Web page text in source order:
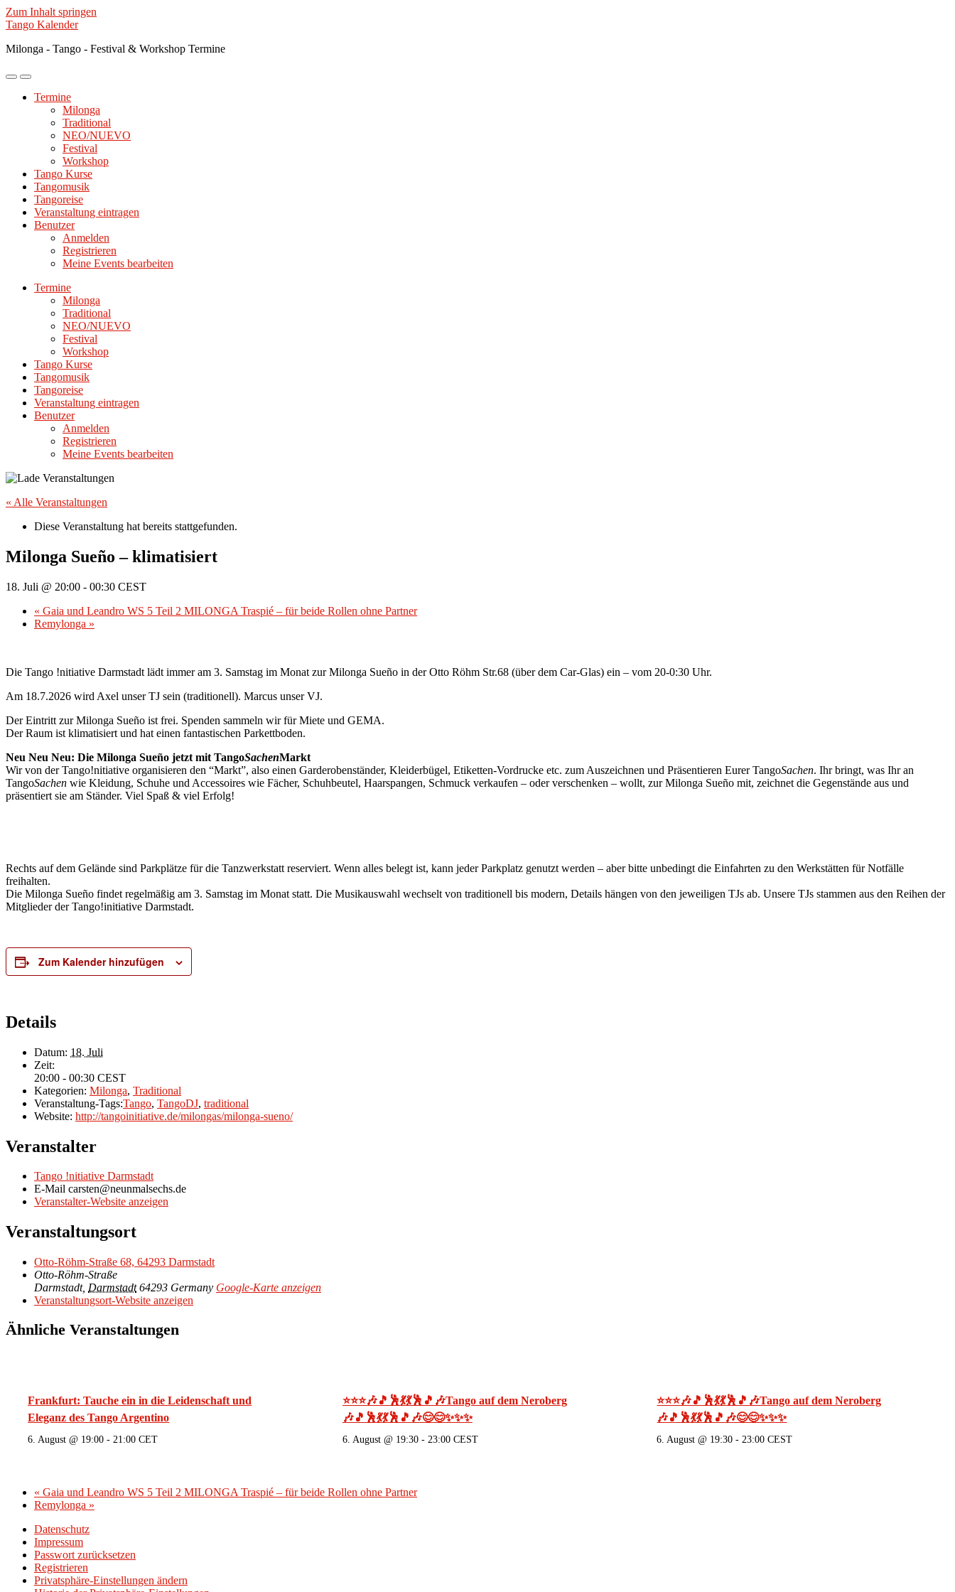
Zum Inhalt springen
Tango Kalender
Milonga - Tango - Festival & Workshop Termine
Mobile-
ein-/ausblenden
Suchfeld
ein-/ausblenden
Termine
Milonga
Traditional
NEO/NUEVO
Festival
Workshop
Tango Kurse
Tangomusik
Tangoreise
Veranstaltung eintragen
Benutzer
Anmelden
Registrieren
Meine Events bearbeiten
Termine
Milonga
Traditional
NEO/NUEVO
Festival
Workshop
Tango Kurse
Tangomusik
Tangoreise
Veranstaltung eintragen
Benutzer
Anmelden
Registrieren
Meine Events bearbeiten
« Alle Veranstaltungen
Diese Veranstaltung hat bereits stattgefunden.
Milonga Sueño – klimatisiert
18. Juli @ 20:00 - 00:30 CEST
« Gaia und Leandro WS 5 Teil 2 MILONGA Traspié – für beide Rollen ohne Partner
Remylonga »
Die Tango !nitiative Darmstadt lädt immer am 3. Samstag im Monat zur Milonga Sueño in der Otto Röhm Str.68 (über dem Car-Glas) ein – vom 20-0:30 Uhr.
Am 18.7.2026 wird Axel unser TJ sein (traditionell). Marcus unser VJ.
Der Eintritt zur Milonga Sueño ist frei. Spenden sammeln wir für Miete und GEMA.
Der Raum ist klimatisiert und hat einen fantastischen Parkettboden.
Neu Neu Neu: Die Milonga Sueño jetzt mit TangoSachenMarkt
Wir von der Tango!nitiative organisieren den “Markt”, also einen Garderobenständer, Kleiderbügel, Etiketten-Vordrucke etc. zum Auszeichnen und Präsentieren Eurer TangoSachen. Ihr bringt, was Ihr an
TangoSachen wie Kleidung, Schuhe und Accessoires wie Fächer, Schuhbeutel, Haarspangen, Schmuck verkaufen – oder verschenken – wollt, zur Milonga Sueño mit, zeichnet die Gegenstände aus und
präsentiert sie am Ständer. Viel Spaß & viel Erfolg!
Rechts auf dem Gelände sind Parkplätze für die Tanzwerkstatt reserviert. Wenn alles belegt ist, kann jeder Parkplatz genutzt werden – aber bitte unbedingt die Einfahrten zu den Werkstätten für Notfälle
freihalten.
Die Milonga Sueño findet regelmäßig am 3. Samstag im Monat statt. Die Musikauswahl wechselt von traditionell bis modern, Details hängen von den jeweiligen TJs ab. Unsere TJs stammen aus den Reihen der
Mitglieder der Tango!initiative Darmstadt.
Zum Kalender hinzufügen
Details
Datum: 18. Juli
Zeit:
20:00 - 00:30 CEST
Kategorien: Milonga, Traditional
Veranstaltung-Tags:Tango, TangoDJ, traditional
Website: http://tangoinitiative.de/milongas/milonga-sueno/
Veranstalter
Tango !nitiative Darmstadt
E-Mail carsten@neunmalsechs.de
Veranstalter-Website anzeigen
Veranstaltungsort
Otto-Röhm-Straße 68, 64293 Darmstadt
Otto-Röhm-Straße
Darmstadt, Darmstadt 64293 Germany Google-Karte anzeigen
Veranstaltungsort-Website anzeigen
Ähnliche Veranstaltungen
Frankfurt: Tauche ein in die Leidenschaft und
Eleganz des Tango Argentino
6. August @ 19:00 - 21:00 CET
⭐⭐⭐🎶🎵🕺💃💃🕺🎵🎶Tango auf dem Neroberg
🎶🎵🕺💃💃🕺🎵🎶😊😊✨✨✨
6. August @ 19:30- 23:00 CEST
⭐⭐⭐🎶🎵🕺💃💃🕺🎵🎶Tango auf dem Neroberg
🎶🎵🕺💃💃🕺🎵🎶😊😊✨✨✨
6. August @ 19:30 - 23:00 CEST
« Gaia und Leandro WS 5 Teil 2 MILONGA Traspié – für beide Rollen ohne Partner
Remylonga »
Datenschutz
Impressum
Passwort zurücksetzen
Registrieren
Privatsphäre-Einstellungen ändern